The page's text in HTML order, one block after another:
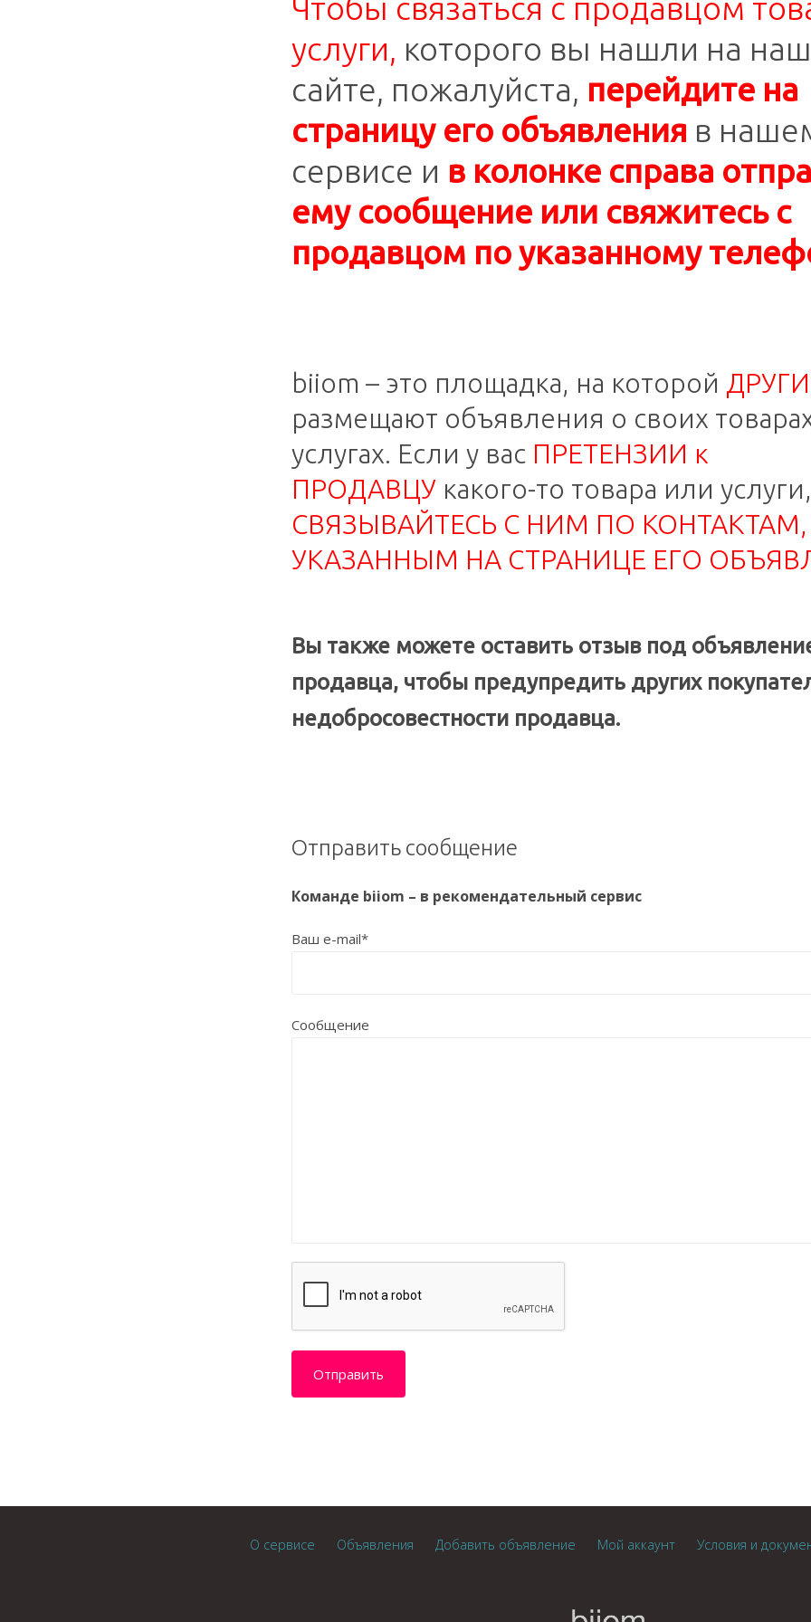
Чтобы связаться с продавцом
услуги, которого вы нашли на
сайте, пожалуйста, перейдите на
страницу его объявления в
сервисе и в колонке справа
ему сообщение или свяжитесь с
продавцом по указанному
biiom – это площадка, на которой
размещают объявления о своих
услугах. Если у вас ПРЕТЕНЗИИ к
ПРОДАВЦУ какого-то товара или услуги,
СВЯЗЫВАЙТЕСЬ С НИМ ПО КОНТАКТАМ,
УКАЗАННЫМ НА СТРАНИЦЕ ЕГО
Вы также можете оставить отзыв под
продавца, чтобы предупредить других
недобросовестности продавца.
Отправить сообщение
Команде biiom – в рекомендательный сервис
Ваш e-mail*
Сообщение
О сервисе Объявления Добавить объявление Мой аккаунт Условия и